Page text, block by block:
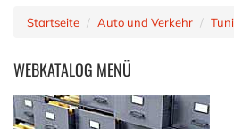
Startseite Auto und Verkehr
WEBKATALOG MENÜ